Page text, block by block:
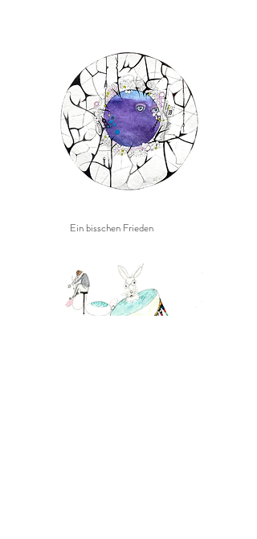
Ein bisschen Frieden